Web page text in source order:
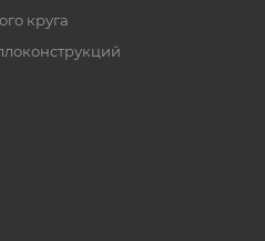
круга